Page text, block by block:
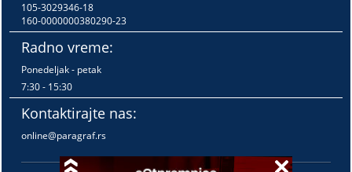
105-3029346-18
160-0000000380290-23
Radno vreme:
Ponedeljak - petak
7:30 - 15:30
Kontaktirajte nas:
online@paragraf.rs